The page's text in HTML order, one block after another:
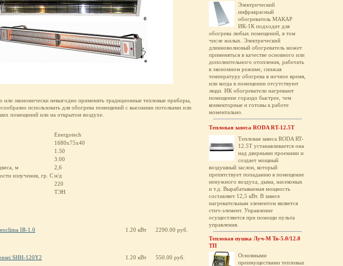
или экономически невыгодно применять традиционные тепловые приборы,
использовать для обогрева помещений с высокими потолками или
помещений или на открытом воздухе.
Energotech
1680х75х40
1.50
3.00
м
2,6
излучения, гр. Сн/д
220
ТЭН
IR-1.0 1.20 кВт 2290.00 руб.
SHH-120Y2 1.20 кВт 550.00 руб.
Электрический
инфракрасный
обогреватель МАКАР
ИК-1К подходит для
обогрева любых помещений, в том
числе жилых. Электрический
длинноволновый обогреватель может
применяться в качестве основного или
дополнительного отопления, работать
в экономном режиме, снижая
температуру обогрева в ночное время,
или когда в помещении отсутствуют
люди. ИК обогреватели нагревают
помещение гораздо быстрее, чем
конвекторные и готовы к работе
моментально.
Тепловая завеса RODA RT-12.5T
Тепловая завеса RODA RT-
12.5T устанавливается она
над дверными проемами и
создает мощный
воздушный заслон, который
препятствует попаданию в помещение
ненужного воздуха, дыма, насекомых
и т.д. Вырабатываемая мощность
составляет 12,5 кВт. В завесе
нагревательным элементом является
стич-элемент. Управление
осущестляется при помощи пульта
управления.
Тепловая пушка Луч-М Тв-5.0/12.0
ТП
Основными
преимуществами тепловых